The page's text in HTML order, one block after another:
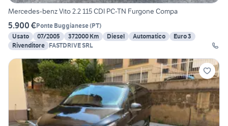
Mercedes-benz Vito 2.2 115 CDI PC-TN Furgone Compa
5.900 €Ponte Buggianese(PT)
Usato
07/2005 372000 Km Diesel Automatico
Euro 3
Rivenditore FASTDRIVE SRL